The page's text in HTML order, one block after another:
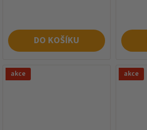
DO KOŠÍKU
akce akce